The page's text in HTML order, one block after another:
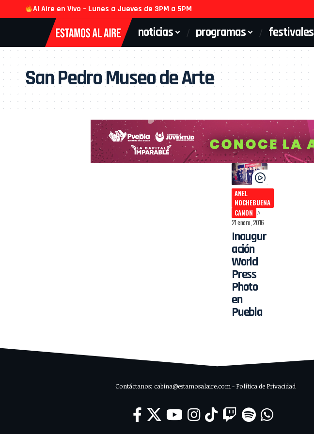
Al Aire en Vivo – Lunes a Jueves de 3PM a 5PM
noticias programas festivales
San Pedro Museo de Arte
ANEL
NOCHEBUENA
CANON
21 enero, 2016
Inaugur
ación
World
Press
Photo
en
Puebla
Contáctanos: cabina@estamosalaire.com - Política de Privacidad